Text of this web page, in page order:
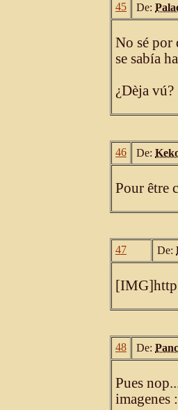
45 De:
No sé por
se sabía
¿Dèja vú?
46 De:
Pour être
47 De:
48 De:
Pues
imagenes